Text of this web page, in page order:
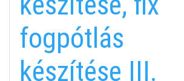
fogpótlás
készítése III.